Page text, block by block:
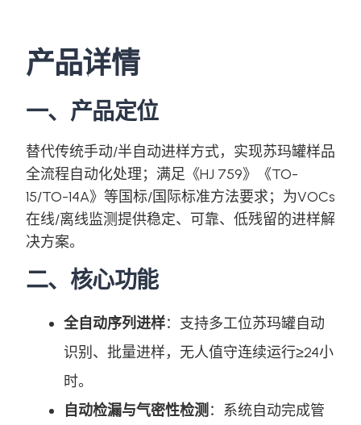
产品详情
一、产品定位
替代传统手动/半自动进样方式，实现苏玛罐样品
全流程自动化处理；满足《HJ 759》《TO-
15/TO-14A》等国标/国际标准方法要求；为VOCs
在线/离线监测提供稳定、可靠、低残留的进样解
决方案。
二、核心功能
全自动序列进样：支持多工位苏玛罐自动
识别、批量进样，无人值守连续运行≥24小
时。
自动检漏与气密性检测 ：系统自动完成管